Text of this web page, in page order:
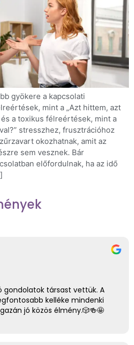
gyökere a kapcsolati
mint a „Azt hittem, azt
a toxikus félreértések, mint a
stresszhez, frusztrációhoz
okozhatnak, amit az
sem vesznek. Bár
előfordulnak, ha az idő
gondolatok társast vettük. A
kelléke mindenki
jó közös élmény.🎲🍻🤩